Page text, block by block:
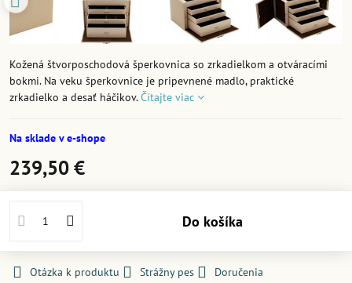
Kožená štvorposchodová šperkovnica so zrkadielkom a otváracími
bokmi. Na veku šperkovnice je pripevnené madlo, praktické
zrkadielko a desať háčikov.Čítajte viac
Na sklade v e-shope
239,50 €
Do košíka
Otázka k produktu Strážny pes
Doručenia